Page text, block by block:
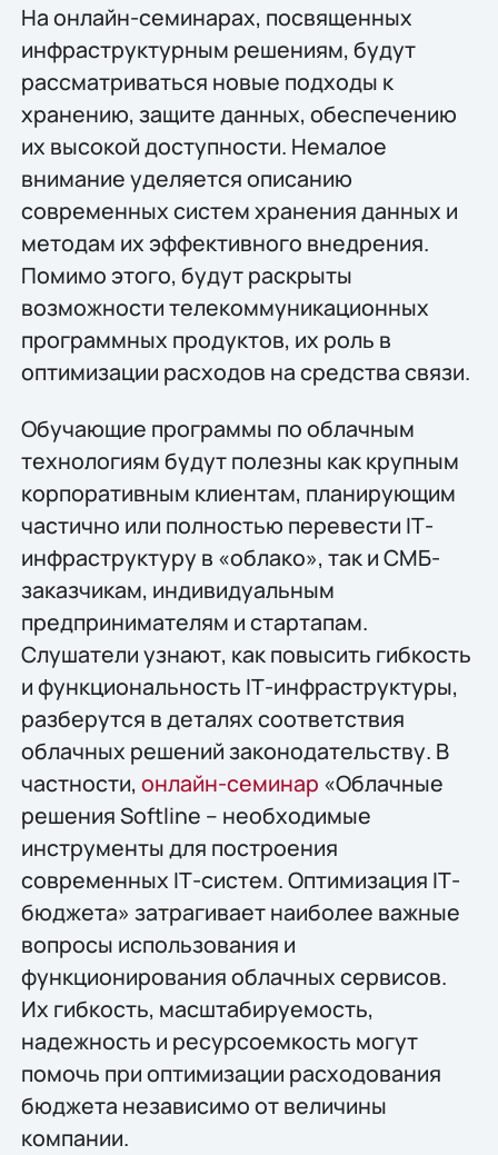
На онлайн-семинарах, посвященных
инфраструктурным решениям, будут
рассматриваться новые подходы к
хранению, защите данных, обеспечению
их высокой доступности. Немалое
внимание уделяется описанию
современных систем хранения данных и
методам их эффективного внедрения.
Помимо этого, будут раскрыты
возможности телекоммуникационных
программных продуктов, их роль в
оптимизации расходов на средства связи.
Обучающие программы по облачным
технологиям будут полезны как крупным
корпоративным клиентам, планирующим
частично или полностью перевести IТ-
инфраструктуру в «облако», так и СМБ-
заказчикам, индивидуальным
предпринимателям и стартапам.
Слушатели узнают, как повысить гибкость
и функциональность IТ-инфраструктуры,
разберутся в деталях соответствия
облачных решений законодательству. В
частности, онлайн-семинар «Облачные
решения Softline – необходимые
инструменты для построения
современных IТ-систем. Оптимизация IТ-
бюджета» затрагивает наиболее важные
вопросы использования и
функционирования облачных сервисов.
Их гибкость, масштабируемость,
надежность и ресурсоемкость могут
помочь при оптимизации расходования
бюджета независимо от величины
компании.